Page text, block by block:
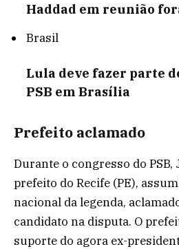
Haddad em reunião
Brasil
Lula deve fazer parte
PSB em Brasília
Prefeito aclamado
Durante o congresso do PSB,
prefeito do Recife (PE),
nacional da legenda,
candidato na disputa. O
suporte do agora ex-